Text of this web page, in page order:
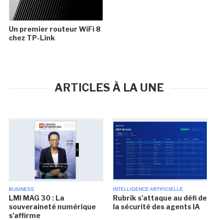
Un premier routeur WiFi 8
chez TP-Link
ARTICLES À LA UNE
BUSINESS
LMI MAG 30 : La
souveraineté numérique
s'affirme
INTELLIGENCE ARTIFICIELLE
Rubrik s'attaque au défi de
la sécurité des agents IA